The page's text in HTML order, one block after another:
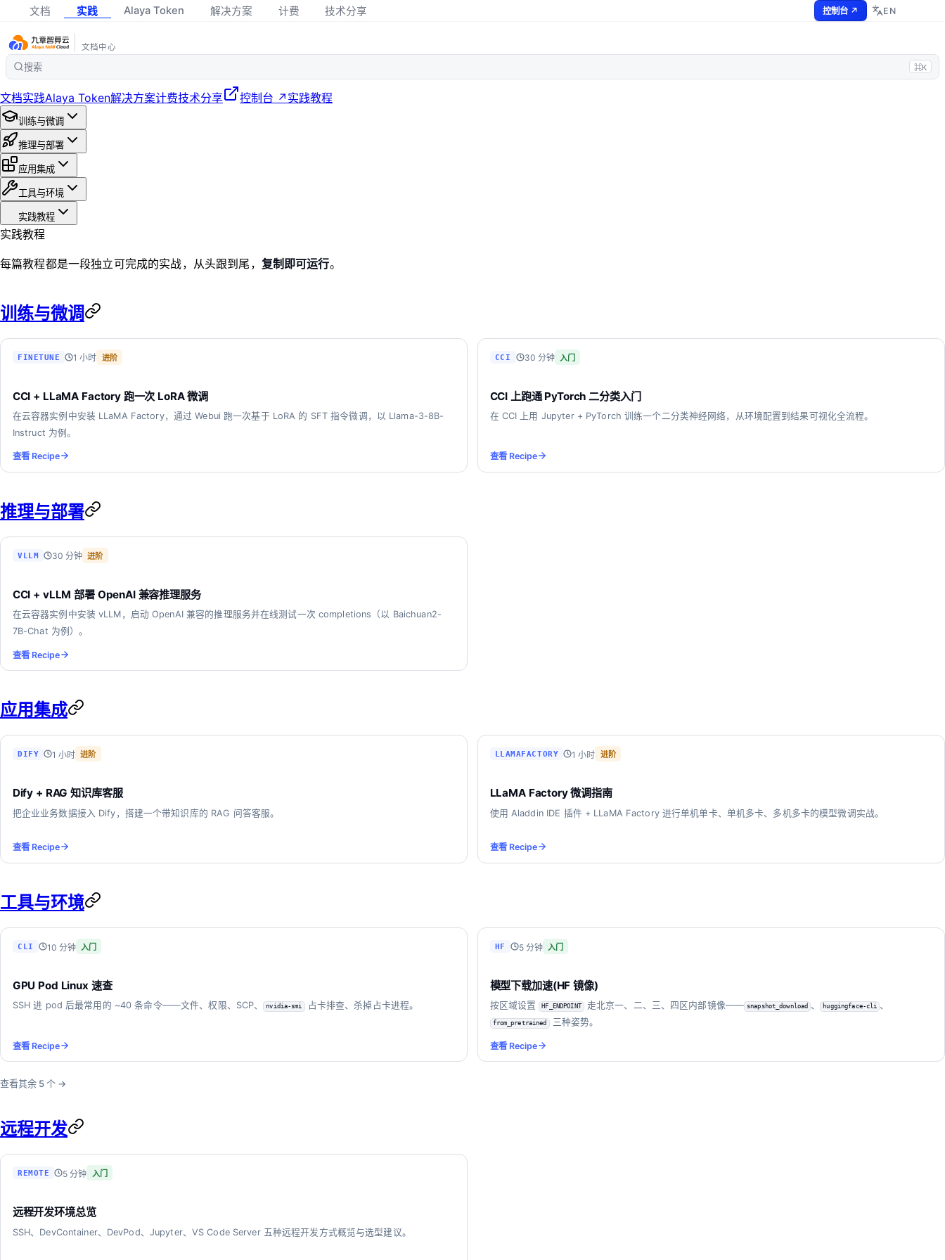
文档 实践 Alaya Token 解决方案 计费 技术分享 控制台 ↗ EN
文档中心
搜索 ⌘K
文档实践Alaya Token解决方案计费技术分享 控制台 ↗ 实践教程
训练与微调
推理与部署
应用集成
工具与环境
实践教程
实践教程
每篇教程都是一段独立可完成的实战，从头跟到尾， 复制即可运行。
训练与微调
FINETUNE 1 小时 进阶
CCI + LLaMA Factory 跑一次 LoRA 微调
在云容器实例中安装 LLaMA Factory，通过 Webui 跑一次基于 LoRA 的 SFT 指令微调，以 Llama-3-8B-
Instruct 为例。
查看 Recipe
CCI 30 分钟 入门
CCI 上跑通 PyTorch 二分类入门
在 CCI 上用 Jupyter + PyTorch 训练一个二分类神经网络，从环境配置到结果可视化全流程。
查看 Recipe
推理与部署
VLLM 30 分钟 进阶
CCI + vLLM 部署 OpenAI 兼容推理服务
在云容器实例中安装 vLLM，启动 OpenAI 兼容的推理服务并在线测试一次 completions（以 Baichuan2-
7B-Chat 为例）。
查看 Recipe
应用集成
DIFY 1 小时 进阶
Dify + RAG 知识库客服
把企业业务数据接入 Dify，搭建一个带知识库的 RAG 问答客服。
查看 Recipe
LLAMAFACTORY 1 小时 进阶
LLaMA Factory 微调指南
使用 Aladdin IDE 插件 + LLaMA Factory 进行单机单卡、单机多卡、多机多卡的模型微调实战。
查看 Recipe
工具与环境
CLI 10 分钟 入门
GPU Pod Linux 速查
SSH 进 pod 后最常用的 ~40 条命令——文件、权限、SCP、 nvidia-smi 占卡排查、杀掉占卡进程。
查看 Recipe
HF 5 分钟 入门
模型下载加速(HF 镜像)
按区域设置 HF_ENDPOINT 走北京一、二、三、四区内部镜像—— snapshot_download 、 huggingface-cli 、
from_pretrained 三种姿势。
查看 Recipe
查看其余 5个 →
远程开发
REMOTE 5 分钟 入门
远程开发环境总览
SSH、DevContainer、DevPod、Jupyter、VS Code Server 五种远程开发方式概览与选型建议。